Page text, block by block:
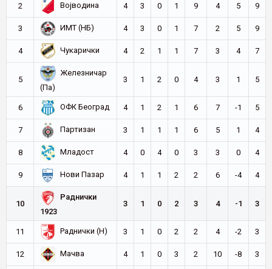
2 Војводина 4 3 0 1 9 4 5 9
3 ИМТ (НБ) 4 3 0 1 7 2 5 9
4 Чукарички 4 2 1 1 7 3 4 7
5
Железничар
(Па)
3 1 2 0 4 3 1 5
6 ОФК Београд 4 1 2 1 6 7 -1 5
7 Партизан 3 1 1 1 6 5 1 4
8 Младост 4 0 4 0 3 3 0 4
9 Нови Пазар 4 1 1 2 2 6 -4 4
10
Раднички
1923
3 1 0 2 3 4 -1 3
11 Раднички (Н) 3 1 0 2 2 4 -2 3
12 Мачва 4 1 0 3 2 10 -8 3